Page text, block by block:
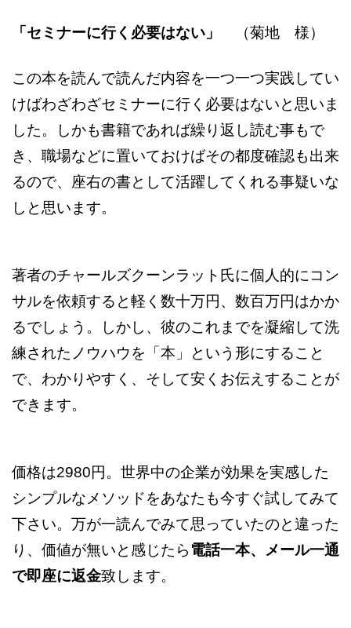
「セミナーに行く必要はない」 （菊地 様）
この本を読んで読んだ内容を一つ一つ実践してい
けばわざわざセミナーに行く必要はないと思いま
した。しかも書籍であれば繰り返し読む事もで
き、職場などに置いておけばその都度確認も出来
るので、座右の書として活躍してくれる事疑いな
しと思います。
著者のチャールズクーンラット氏に個人的にコン
サルを依頼すると軽く数十万円、数百万円はかか
るでしょう。しかし、彼のこれまでを凝縮して洗
練されたノウハウを「本」という形にすること
で、わかりやすく、そして安くお伝えすることが
できます。
価格は2980円。世界中の企業が効果を実感した
シンプルなメソッドをあなたも今すぐ試してみて
下さい。万が一読んでみて思っていたのと違った
り、価値が無いと感じたら 電話一本、メール一通
で即座に返金致します。